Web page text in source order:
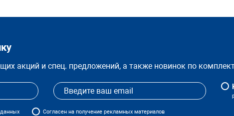
акций и спец. предложений, а также новинок по
Согласен на получение рекламных материалов